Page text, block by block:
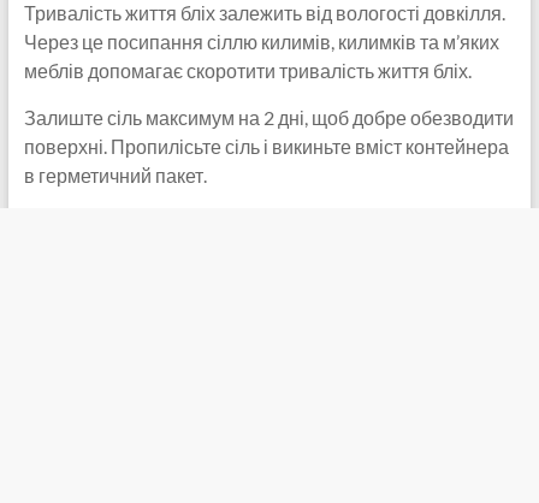
Тривалість життя бліх залежить від вологості довкілля.
Через це посипання сіллю килимів, килимків та м’яких
меблів допомагає скоротити тривалість життя бліх.
Залиште сіль максимум на 2 дні, щоб добре обезводити
поверхні. Пропилісьте сіль і викиньте вміст контейнера
в герметичний пакет.